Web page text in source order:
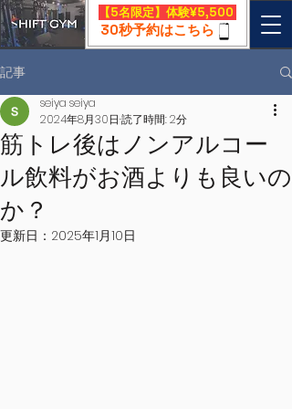
​【5名限定】体験¥5,500
30秒予約はこちら
記事
筋トレ後はノンアルコー
ル飲料がお酒よりも良いの
か？
seiya seiya
2024年8月30日 読了時間: 2分
更新日： 2025年1月10日